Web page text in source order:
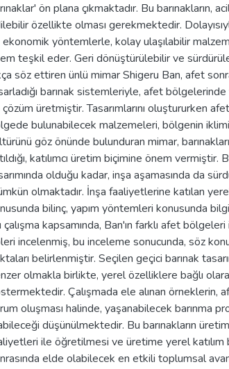
ön plana çıkmaktadır. Bu barınakların,
özellikte olması gerekmektedir.
yöntemlerle, kolay ulaşılabilir
teşkil eder. Geri dönüştürülebilir ve
söz ettiren ünlü mimar Shigeru Ban, afet
barınak sistemleriyle, afet bölgelerinde
üretmiştir. Tasarımlarını oluştururken
bulunabilecek malzemeleri, bölgenin
göz önünde bulunduran mimar,
katılımcı üretim biçimine önem vermiştir.
olduğu kadar, inşa aşamasında da
olmaktadır. İnşa faaliyetlerine katılan
bilinç, yapım yöntemleri konusunda
çalışma kapsamında, Ban'ın farklı afet bölgeleri
incelenmiş, bu inceleme sonucunda, söz
belirlenmiştir. Seçilen geçici barınak
olmakla birlikte, yerel özelliklere bağlı
Çalışmada ele alınan örneklerin,
oluşması halinde, yaşanabilecek barınma
düşünülmektedir. Bu barınakların
ile öğretilmesi ve üretime yerel katılım
elde olabilecek en etkili toplumsal